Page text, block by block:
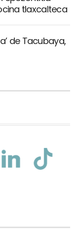
tlaxcalteca
de Tacubaya,